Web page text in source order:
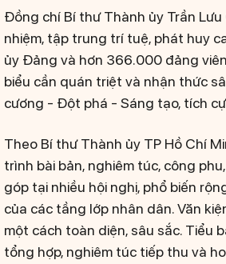
Đồng chí Bí thư Thành ủy Trần
nhiệm, tập trung trí tuệ, phát huy
ủy Đảng và hơn 366.000 đảng
biểu cần quán triệt và nhận thức
cương - Đột phá - Sáng tạo, tích
Theo Bí thư Thành ủy TP Hồ Chí
trình bài bản, nghiêm túc, công
góp tại nhiều hội nghị, phổ biến
của các tầng lớp nhân dân. Văn
một cách toàn diện, sâu sắc. Tiểu
tổng hợp, nghiêm túc tiếp thu và